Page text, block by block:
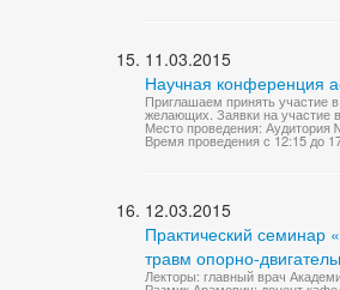
11.03.2015
Научная конференция
Приглашаем принять участие
желающих. Заявки на участие
Место проведения:
Время проведения с 12:15 до
12.03.2015
Практический семинар
травм опорно-
Лекторы: главный врач